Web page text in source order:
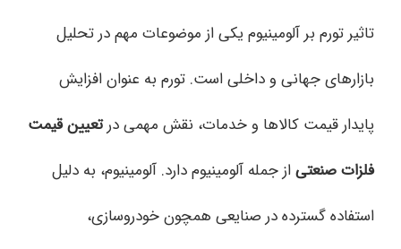
تاثیر تورم بر آلومینیوم یکی از موضوعات مهم در تحلیل
بازارهای جهانی و داخلی است. تورم به عنوان افزایش
پایدار قیمت کالاها و خدمات، نقش مهمی درتعیین قیمت
فلزات صنعتیاز جمله آلومینیوم دارد. آلومینیوم، به دلیل
استفاده گسترده در صنایعی همچون خودروسازی،